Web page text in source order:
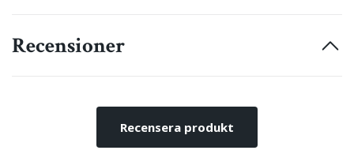
Recensioner
Recensera produkt